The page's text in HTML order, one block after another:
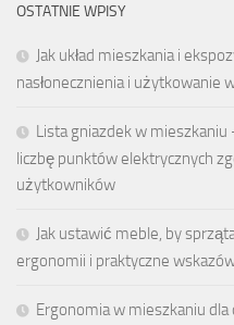
OSTATNIE WPISY
Jak układ mieszkania i
nasłonecznienia i użytkowanie
Lista gniazdek w
liczbę punktów elektrycznych
użytkowników
Jak ustawić meble, by
ergonomii i praktyczne
Ergonomia w mieszkaniu dla